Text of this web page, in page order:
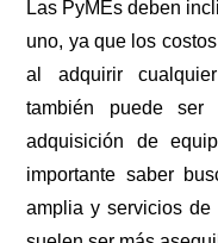
Las PyMEs deben
uno, ya que los
al adquirir
también puede ser
adquisición de
importante saber
amplia y servicios de